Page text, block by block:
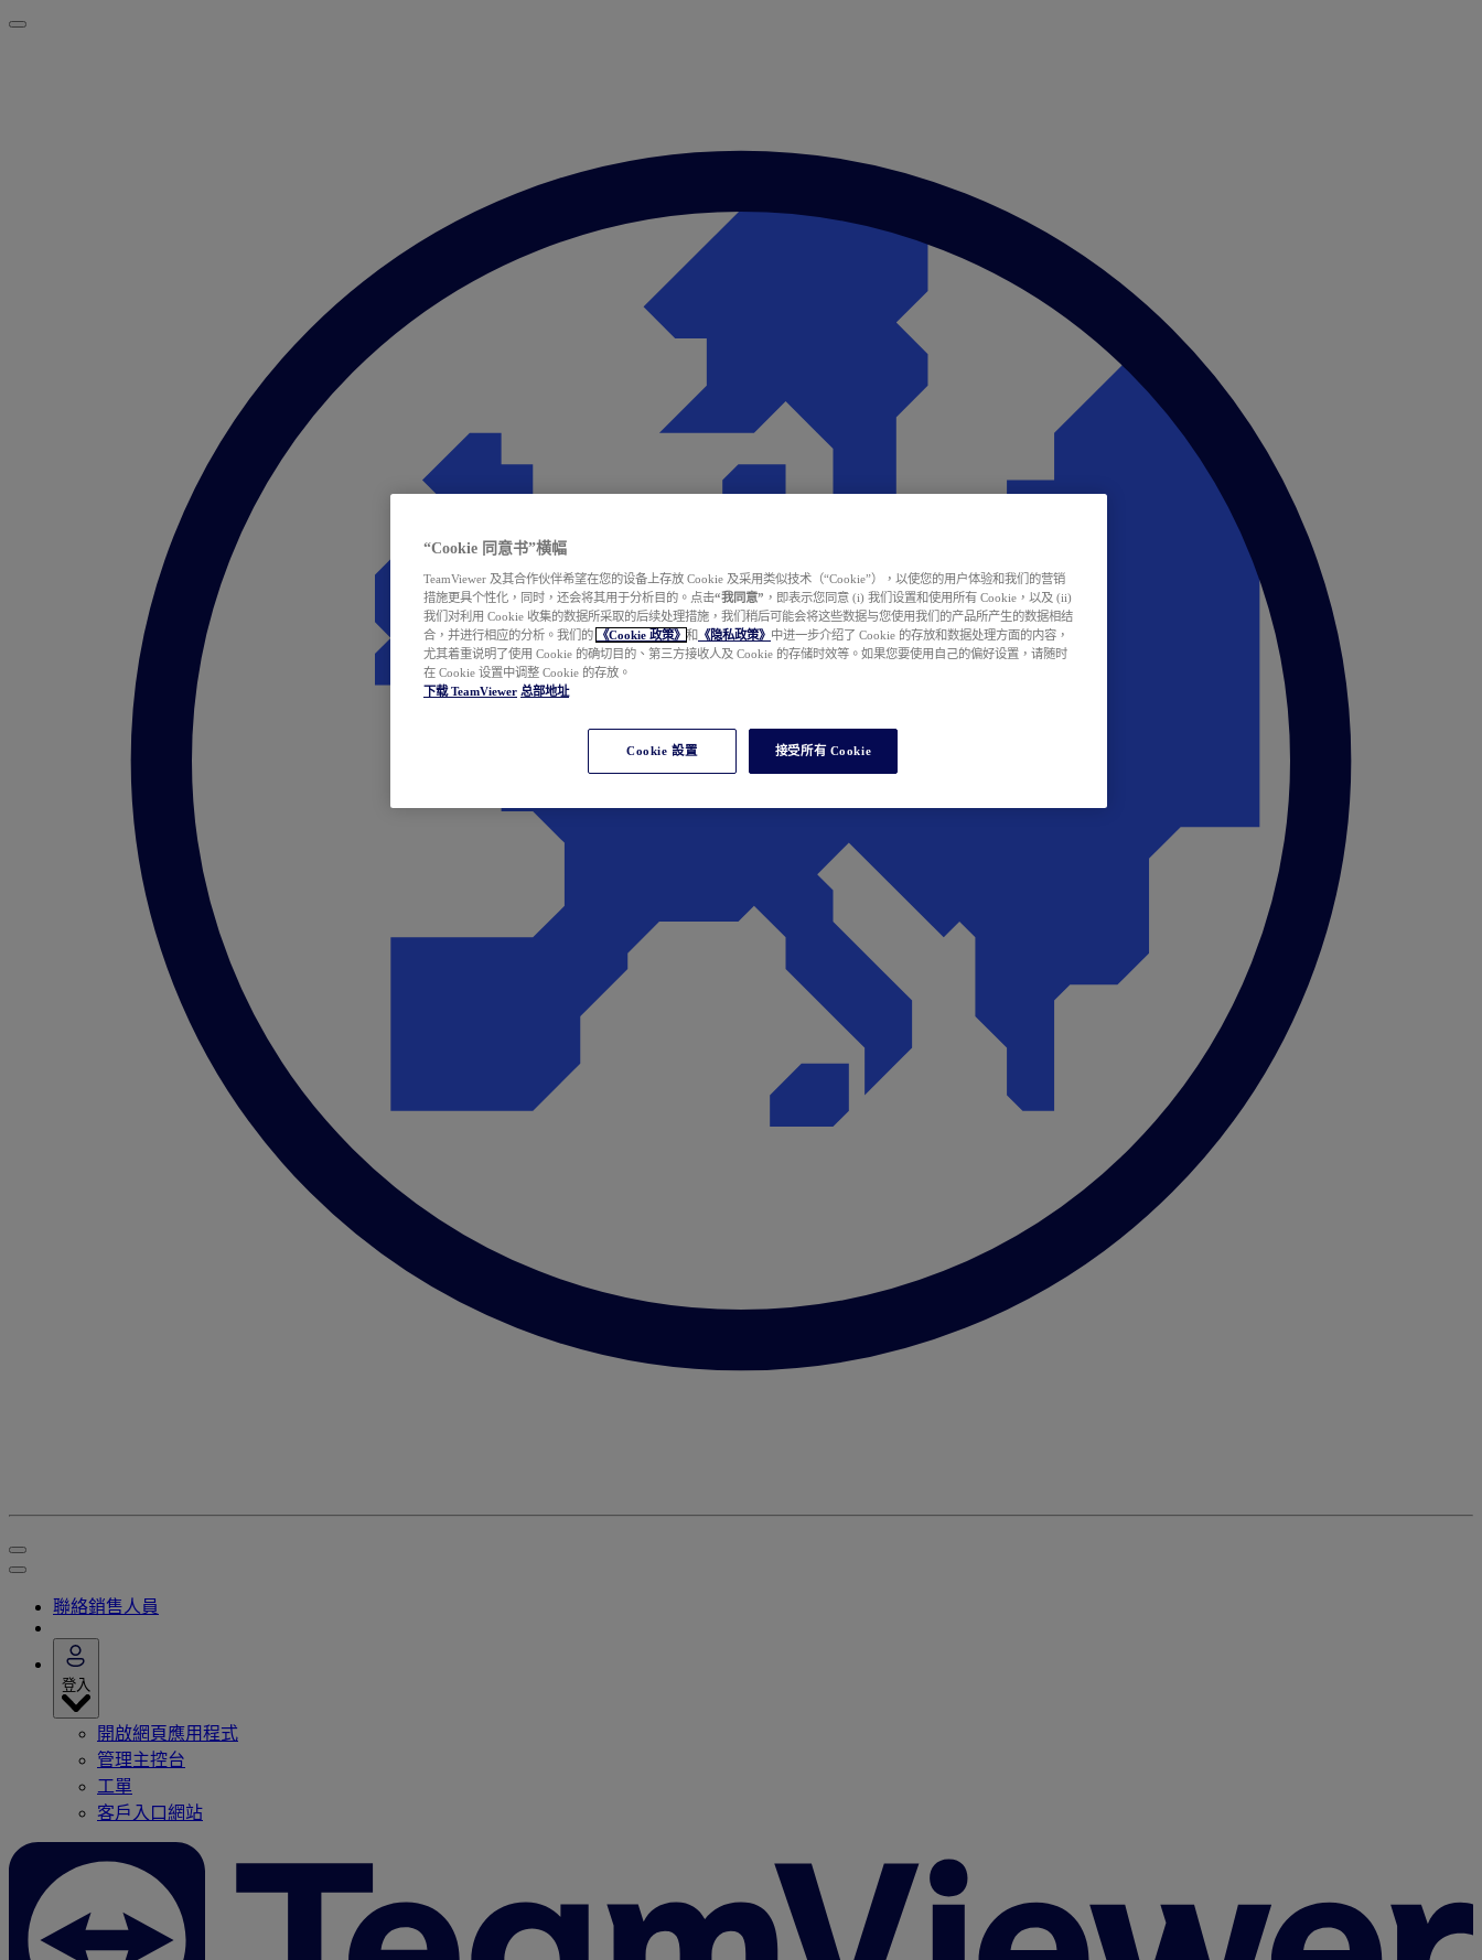
聯絡銷售人員
登入
開啟網頁應用程式
管理主控台
工單
客戶入口網站
“Cookie 同意书”横幅
TeamViewer 及其合作伙伴希望在您的设备上存放 Cookie 及采用类似技术（“Cookie”），以使您的用户体验和我们的营销
措施更具个性化，同时，还会将其用于分析目的。点击“我同意” ，即表示您同意 (i) 我们设置和使用所有 Cookie，以及 (ii)
我们对利用 Cookie 收集的数据所采取的后续处理措施，我们稍后可能会将这些数据与您使用我们的产品所产生的数据相结
合，并进行相应的分析。我们的
《Cookie 政策》 和 《隐私政策》 中进一步介绍了 Cookie 的存放和数据处理方面的内容，
尤其着重说明了使用 Cookie 的确切目的、第三方接收人及 Cookie 的存储时效等。如果您要使用自己的偏好设置，请随时
在 Cookie 设置中调整 Cookie 的存放。
下载 TeamViewer 总部地址
Cookie 設置 接受所有 Cookie